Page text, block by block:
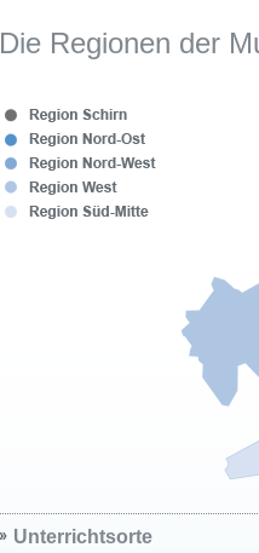
Die Regionen der
Unterrichtsorte